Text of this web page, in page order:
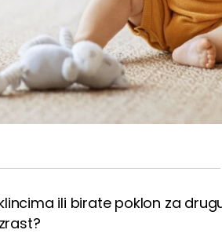
ili birate poklon za